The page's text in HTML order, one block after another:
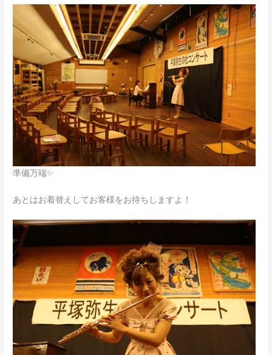
準備万端✨
あとはお着替えしてお客様をお待ちしますよ！